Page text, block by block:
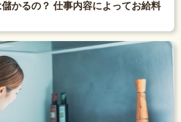
かるの？ 仕事内容によってお給料